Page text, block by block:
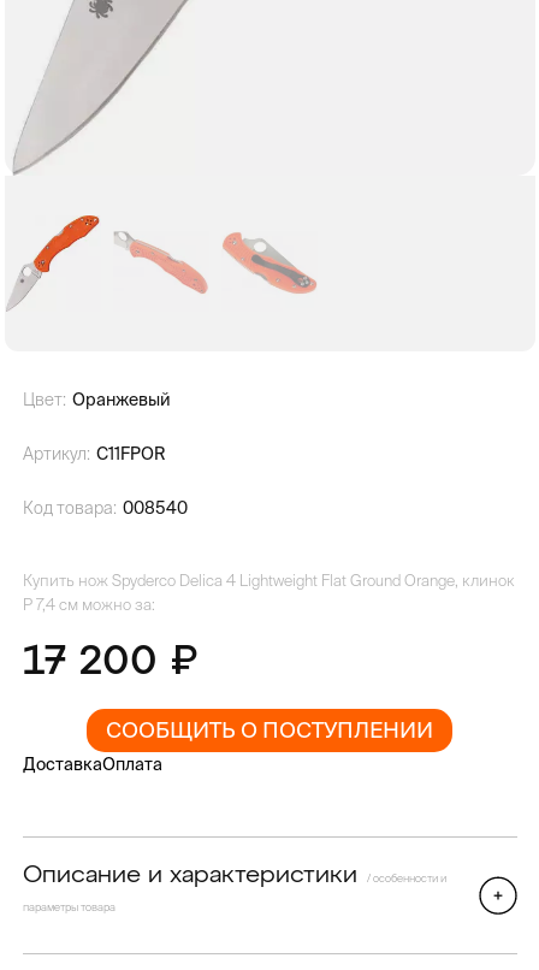
Цвет: Оранжевый
Артикул: C11FPOR
Код товара: 008540
Купить нож Spyderco Delica 4 Lightweight Flat Ground Orange, клинок
P 7,4 см можно за:
17 200
СООБЩИТЬ О ПОСТУПЛЕНИИ
ДоставкаОплата
Описание и характеристики / особенности и
параметры товара